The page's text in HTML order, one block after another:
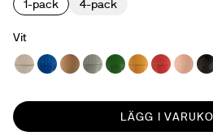
1-pack 4-pack
Vit
LÄGG I